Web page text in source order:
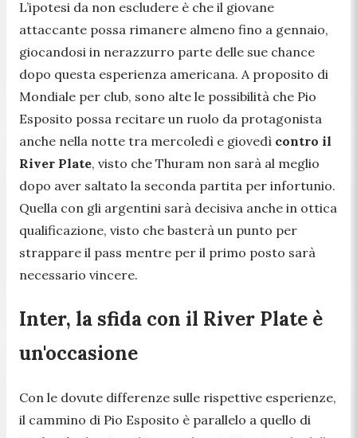
L’ipotesi da non escludere è che il giovane
attaccante possa rimanere almeno fino a gennaio,
giocandosi in nerazzurro parte delle sue chance
dopo questa esperienza americana. A proposito di
Mondiale per club, sono alte le possibilità che Pio
Esposito possa recitare un ruolo da protagonista
anche nella notte tra mercoledì e giovedì contro il
River Plate, visto che Thuram non sarà al meglio
dopo aver saltato la seconda partita per infortunio.
Quella con gli argentini sarà decisiva anche in ottica
qualificazione, visto che basterà un punto per
strappare il pass mentre per il primo posto sarà
necessario vincere.
Inter, la sfida con il River Plate è
un'occasione
Con le dovute differenze sulle rispettive esperienze,
il cammino di Pio Esposito è parallelo a quello di